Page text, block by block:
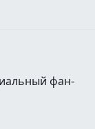
фан-